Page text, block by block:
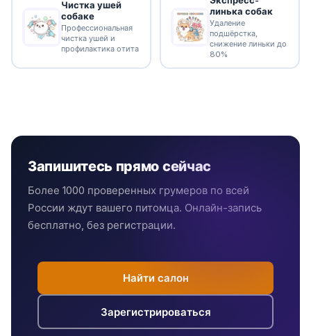
Чистка ушей
собаке
Профессиональная
чистка ушей и
профилактика отита
линька собак
Удаление
подшёрстка,
снижение линьки до
80%
Запишитесь прямо сейчас
Более 1000 проверенных грумеров по всей
России ждут вашего питомца. Онлайн-запись
бесплатно, без регистрации.
Найти салон
Зарегистрироваться